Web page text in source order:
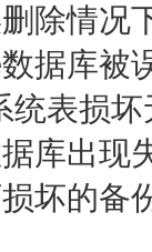
除情况
据库被
表损
库出现
坏的备